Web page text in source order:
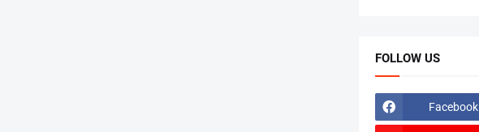
FOLLOW US
Facebook